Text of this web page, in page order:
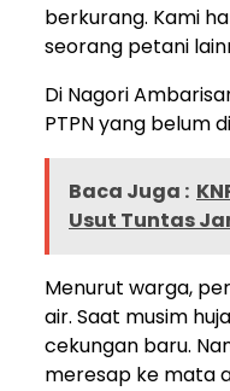
berkurang. Kami
seorang petani
Di Nagori
PTPN yang belum
Baca Juga :
Usut Tuntas
Menurut warga,
air. Saat musim
cekungan baru.
meresap ke mata